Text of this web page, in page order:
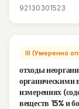
92130301523
III (Умеренно
отходы
органическими
измерениях
веществ 15% и